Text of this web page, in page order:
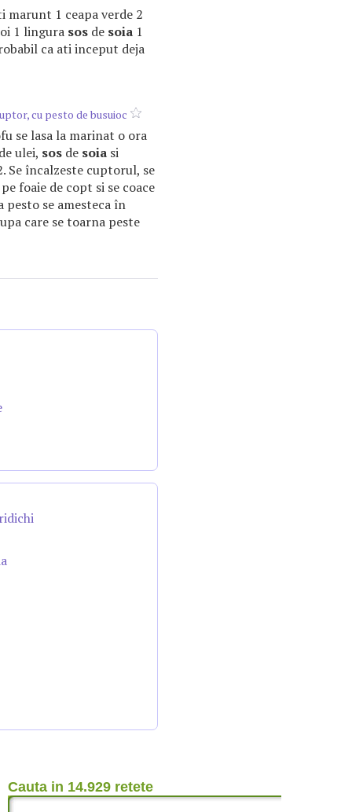
marunt 1 ceapa verde 2
1 lingura sos de soia 1
ca ati inceput deja
cu pesto de busuioc
se lasa la marinat o ora
ulei, sos de soia si
Se încalzeste cuptorul, se
foaie de copt si se coace
se amesteca în
care se toarna peste
Cauta in 14.929 retete